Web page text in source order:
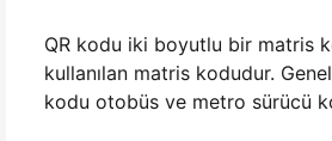
QR kodu iki boyutlu bir matris
kullanılan matris kodudur.
kodu otobüs ve metro sürücü